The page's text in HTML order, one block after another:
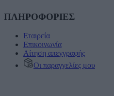
ΠΛΗΡΟΦΟΡΙΕΣ
Εταιρεία
Επικοινωνία
Αίτηση απεγγραφής
Οι παραγγελίες μου